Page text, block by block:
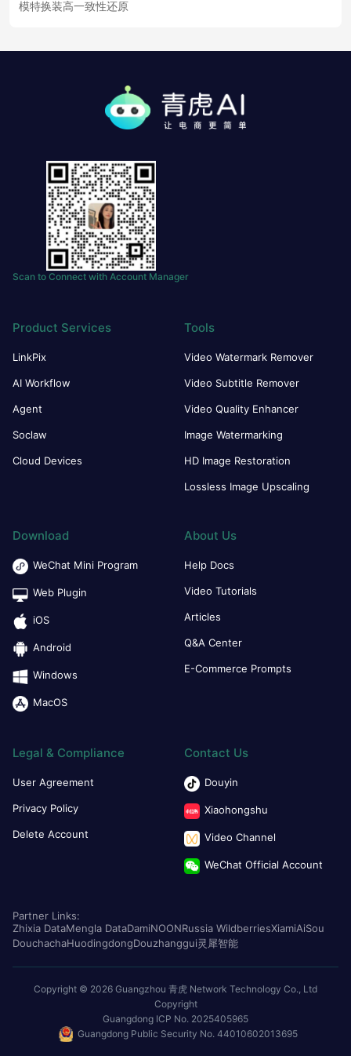
模特换装高一致性还原
Scan to Connect with Account Manager
Product Services
LinkPix
AI Workflow
Agent
Soclaw
Cloud Devices
Tools
Video Watermark Remover
Video Subtitle Remover
Video Quality Enhancer
Image Watermarking
HD Image Restoration
Lossless Image Upscaling
Download
WeChat Mini Program
Web Plugin
iOS
Android
Windows
MacOS
About Us
Help Docs
Video Tutorials
Articles
Q&A Center
E-Commerce Prompts
Legal & Compliance
User Agreement
Privacy Policy
Delete Account
Contact Us
Douyin
Xiaohongshu
Video Channel
WeChat Official Account
Partner Links:
Zhixia DataMengla DataDamiNOONRussia WildberriesXiamiAiSou
DouchachaHuodingdongDouzhanggui灵犀智能
Copyright © 2026 Guangzhou 青虎 Network Technology Co., Ltd
Copyright
Guangdong ICP No. 2025405965
Guangdong Public Security No. 44010602013695